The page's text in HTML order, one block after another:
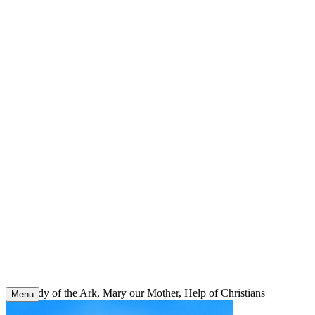
Our Lady of the Ark, Mary our Mother, Help of Christians
Menu